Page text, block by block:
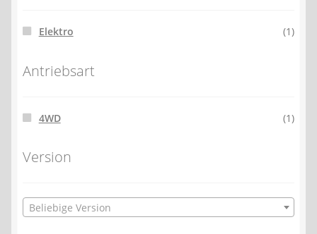
Elektro (1)
Antriebsart
4WD (1)
Version
Beliebige Version